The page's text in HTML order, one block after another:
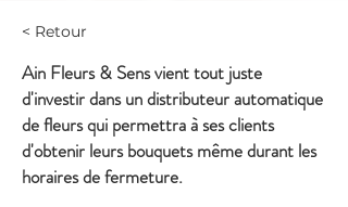
< Retour
Ain Fleurs & Sens vient tout juste
d'investir dans un distributeur automatique
de fleurs qui permettra à ses clients
d'obtenir leurs bouquets même durant les
horaires de fermeture.